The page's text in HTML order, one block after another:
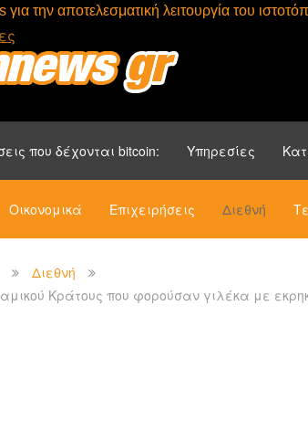
την αποτελεσματική λειτουργία του
που δέχονται bitcoin: Υπηρεσίες
Οικονομικά Επιχειρήσεις Διεθνή
Διεθνή
Κράτους που φορούσαν γιλέκα με